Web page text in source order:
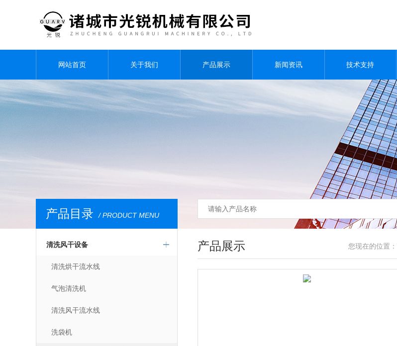
网站首页 关于我们 产品展示 新闻资讯 技术支持
产品目录 / PRODUCT MENU
清洗风干设备
清洗烘干流水线
气泡清洗机
清洗风干流水线
洗袋机
产品展示 您现在的位置：